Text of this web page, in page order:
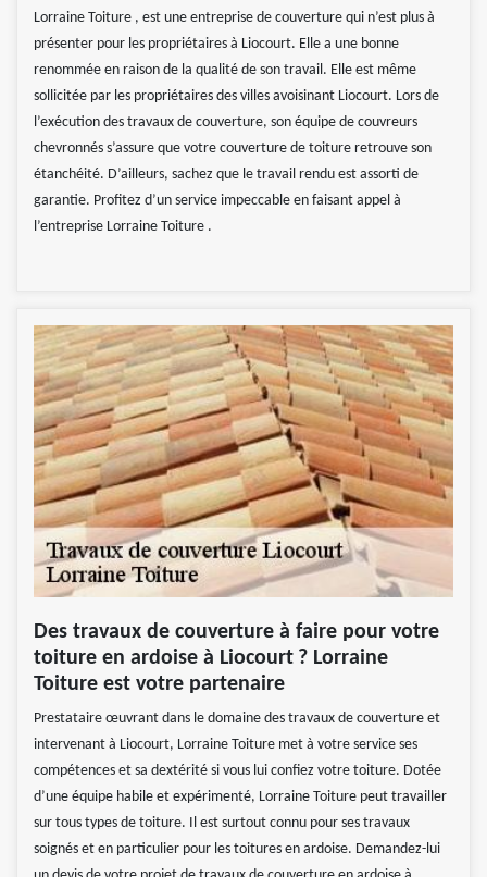
Lorraine Toiture , est une entreprise de couverture qui n’est plus à
présenter pour les propriétaires à Liocourt. Elle a une bonne
renommée en raison de la qualité de son travail. Elle est même
sollicitée par les propriétaires des villes avoisinant Liocourt. Lors de
l’exécution des travaux de couverture, son équipe de couvreurs
chevronnés s’assure que votre couverture de toiture retrouve son
étanchéité. D’ailleurs, sachez que le travail rendu est assorti de
garantie. Profitez d’un service impeccable en faisant appel à
l’entreprise Lorraine Toiture .
Des travaux de couverture à faire pour votre
toiture en ardoise à Liocourt ? Lorraine
Toiture est votre partenaire
Prestataire œuvrant dans le domaine des travaux de couverture et
intervenant à Liocourt, Lorraine Toiture met à votre service ses
compétences et sa dextérité si vous lui confiez votre toiture. Dotée
d’une équipe habile et expérimenté, Lorraine Toiture peut travailler
sur tous types de toiture. Il est surtout connu pour ses travaux
soignés et en particulier pour les toitures en ardoise. Demandez-lui